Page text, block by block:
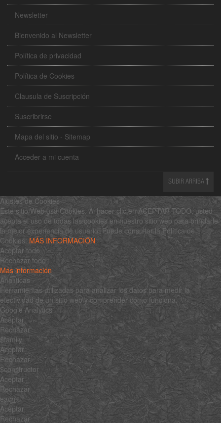
Newsletter
Bienvenido al Newsletter
Política de privacidad
Política de Cookies
Clausula de Suscripción
Suscribrirse
Mapa del sitio - Sitemap
Acceder a mi cuenta
SUBIR ARRIBA
Ajustes de Cookies
Este sitio Web usa Cookies. Al hacer clic en ACEPTAR TODO, usted
acepta el uso de todas las cookies en nuestro sitio web para brindarle
la mejor experiencia de usuario. Puede consultar la Política de
Cookies: MÁS INFORMACIÓN
Aceptar todo
Rechazar todo
Más información
Analíticas
Herramientas utilizadas para analizar los datos para medir la
efectividad de un sitio web y comprender cómo funciona.
Google Analytics
Aceptar
Rechazar
$family
Aceptar
Rechazar
$constructor
Aceptar
Rechazar
each
Aceptar
Rechazar